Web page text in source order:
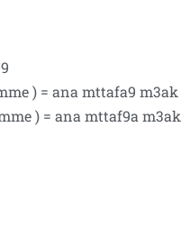
) = ana mttafa9 m3ak
) = ana mttaf9a m3ak